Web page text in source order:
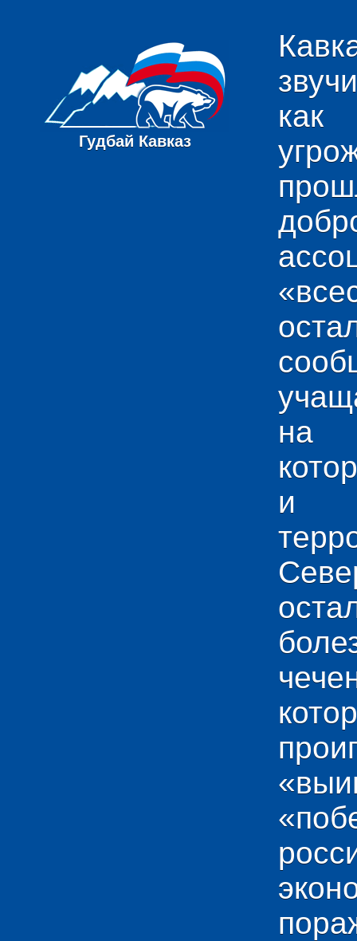
Гудбай Кавказ
на
и